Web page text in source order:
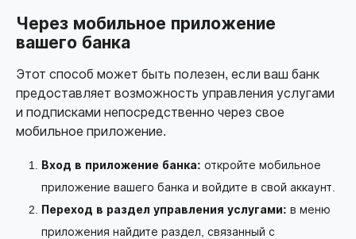
Через мобильное приложение
вашего банка
Этот способ может быть полезен, если ваш банк
предоставляет возможность управления услугами
и подписками непосредственно через свое
мобильное приложение.
Вход в приложение банка: откройте мобильное
приложение вашего банка и войдите в свой аккаунт.
Переход в раздел управления услугами: в меню
приложения найдите раздел, связанный с